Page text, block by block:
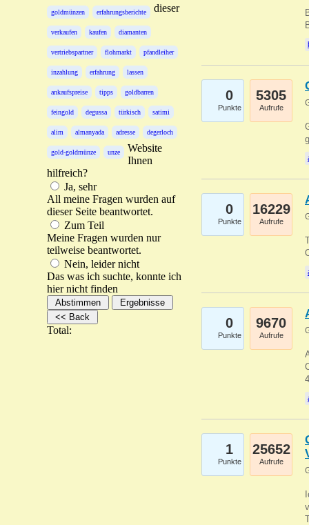
goldmünzen erfahrungsberichte
verkaufen kaufen diamanten
vertriebspartner flohmarkt pfandleiher
inzahlung erfahrung lassen
ankaufspreise tipps goldbarren
feingold degussa türkisch satimi
alim almanyada adresse degerloch
gold-goldmünze unze
dieser
Website
Ihnen
hilfreich?
Ja, sehr
All meine Fragen wurden auf
dieser Seite beantwortet.
Zum Teil
Meine Fragen wurden nur
teilweise beantwortet.
Nein, leider nicht
Das was ich suchte, konnte ich
hier nicht finden
Total:
0
Punkte
5305
Aufrufe
0
Punkte
16229
Aufrufe
0
Punkte
9670
Aufrufe
1
Punkte
25652
Aufrufe